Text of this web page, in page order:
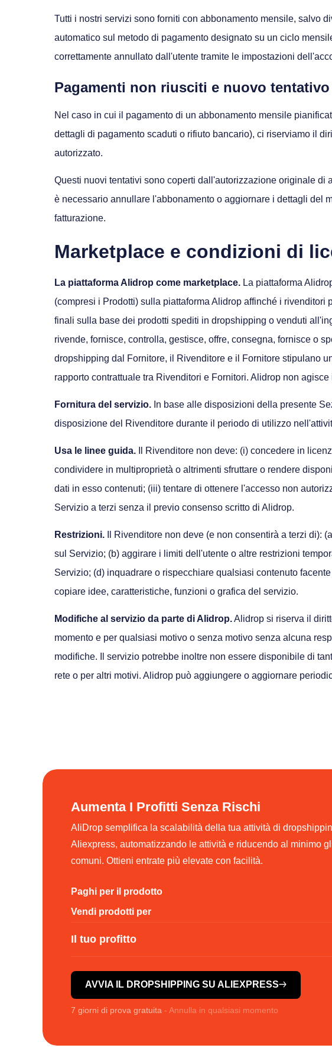
Tutti i nostri servizi sono forniti con abbonamento mensile, salvo
automatico sul metodo di pagamento designato su un ciclo
correttamente annullato dall'utente tramite le impostazioni
Pagamenti non riusciti e nuovo
Nel caso in cui il pagamento di un abbonamento mensile
dettagli di pagamento scaduti o rifiuto bancario), ci riserviamo il
autorizzato.
Questi nuovi tentativi sono coperti dall'autorizzazione originale di
è necessario annullare l'abbonamento o aggiornare i dettagli del
fatturazione.
Marketplace e condizioni di
La piattaforma Alidrop come marketplace. La piattaforma
(compresi i Prodotti) sulla piattaforma Alidrop affinché i
finali sulla base dei prodotti spediti in dropshipping o venduti
rivende, fornisce, controlla, gestisce, offre, consegna, fornisce o
dropshipping dal Fornitore, il Rivenditore e il Fornitore stipulano
rapporto contrattuale tra Rivenditori e Fornitori. Alidrop non
Fornitura del servizio. In base alle disposizioni della presente
disposizione del Rivenditore durante il periodo di utilizzo
Usa le linee guida. Il Rivenditore non deve: (i) concedere in
condividere in multiproprietà o altrimenti sfruttare o rendere
dati in esso contenuti; (iii) tentare di ottenere l'accesso non
Servizio a terzi senza il previo consenso scritto di Alidrop.
Restrizioni. Il Rivenditore non deve (e non consentirà a terzi di):
sul Servizio; (b) aggirare i limiti dell'utente o altre restrizioni
Servizio; (d) inquadrare o rispecchiare qualsiasi contenuto
copiare idee, caratteristiche, funzioni o grafica del servizio.
Modifiche al servizio da parte di Alidrop.Alidrop si riserva il
momento e per qualsiasi motivo o senza motivo senza alcuna
modifiche. Il servizio potrebbe inoltre non essere disponibile di
rete o per altri motivi. Alidrop può aggiungere o aggiornare
Aumenta I Profitti Senza Rischi
AliDrop semplifica la scalabilità della tua attività di
Aliexpress, automatizzando le attività e riducendo al minimo
comuni. Ottieni entrate più elevate con facilità.
Paghi per il prodotto
Vendi prodotti per
Il tuo profitto
AVVIA IL DROPSHIPPING SU ALIEXPRESS
7 giorni di prova gratuita - Annulla in qualsiasi momento